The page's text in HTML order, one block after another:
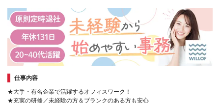
仕事内容
★大手・有名企業で活躍するオフィスワーク！
★充実の研修／未経験の方＆ブランクのある方も安心